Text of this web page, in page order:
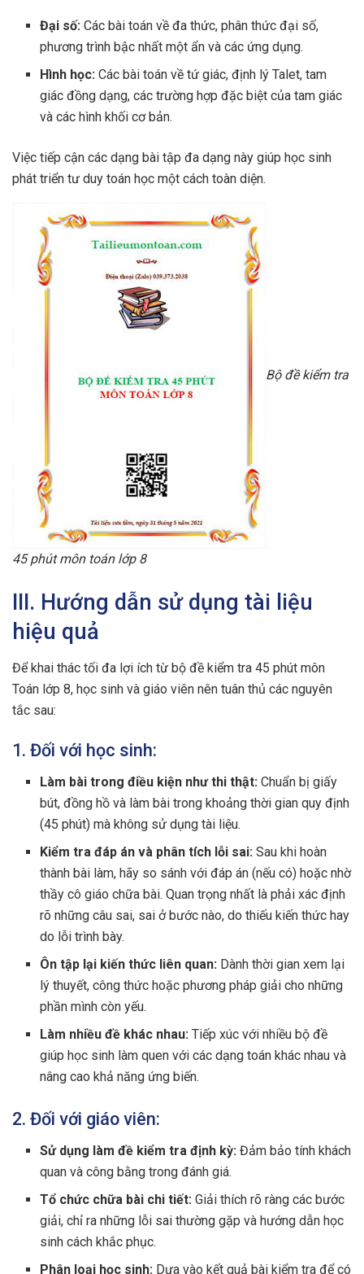
Đại số: Các bài toán về đa thức, phân thức đại số,
phương trình bậc nhất một ẩn và các ứng dụng.
Hình học: Các bài toán về tứ giác, định lý Talet, tam
giác đồng dạng, các trường hợp đặc biệt của tam giác
và các hình khối cơ bản.
Việc tiếp cận các dạng bài tập đa dạng này giúp học sinh
phát triển tư duy toán học một cách toàn diện.
Bộ đề kiểm tra
45 phút môn toán lớp 8
III. Hướng dẫn sử dụng tài liệu
hiệu quả
Để khai thác tối đa lợi ích từ bộ đề kiểm tra 45 phút môn
Toán lớp 8, học sinh và giáo viên nên tuân thủ các nguyên
tắc sau:
1. Đối với học sinh:
Làm bài trong điều kiện như thi thật: Chuẩn bị giấy
bút, đồng hồ và làm bài trong khoảng thời gian quy định
(45 phút) mà không sử dụng tài liệu.
Kiểm tra đáp án và phân tích lỗi sai: Sau khi hoàn
thành bài làm, hãy so sánh với đáp án (nếu có) hoặc nhờ
thầy cô giáo chữa bài. Quan trọng nhất là phải xác định
rõ những câu sai, sai ở bước nào, do thiếu kiến thức hay
do lỗi trình bày.
Ôn tập lại kiến thức liên quan: Dành thời gian xem lại
lý thuyết, công thức hoặc phương pháp giải cho những
phần mình còn yếu.
Làm nhiều đề khác nhau: Tiếp xúc với nhiều bộ đề
giúp học sinh làm quen với các dạng toán khác nhau và
nâng cao khả năng ứng biến.
2. Đối với giáo viên:
Sử dụng làm đề kiểm tra định kỳ: Đảm bảo tính khách
quan và công bằng trong đánh giá.
Tổ chức chữa bài chi tiết: Giải thích rõ ràng các bước
giải, chỉ ra những lỗi sai thường gặp và hướng dẫn học
sinh cách khắc phục.
Phân loại học sinh: Dựa vào kết quả bài kiểm tra để có